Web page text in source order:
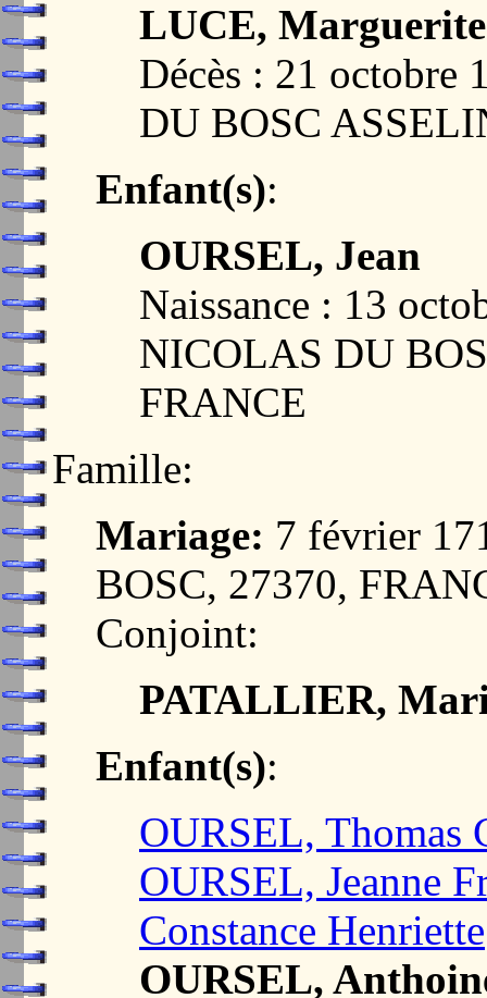
LUCE, Marguerite
Décès : 21
DU BOSC
Enfant(s):
OURSEL, Jean
Naissance : 13
NICOLAS DU
FRANCE
Famille:
Mariage: 7 février
BOSC, 27370,
Conjoint:
PATALLIER,
Enfant(s):
OURSEL, Thomas
OURSEL, Jeanne
Constance Henriette
OURSEL,